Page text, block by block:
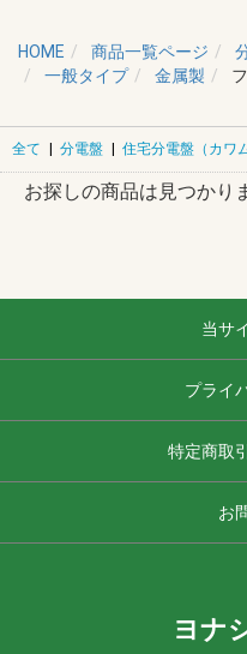
HOME 商品一覧ページ
一般タイプ
金属製
全て | 分電盤 | 住宅分電盤（カワ
お探しの商品は見つかり
当サ
プライ
特定商取
お
ヨナ